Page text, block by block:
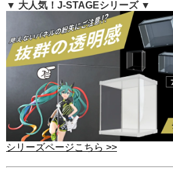
▼ 大人気！J-STAGEシリーズ ▼
シリーズページこちら >>